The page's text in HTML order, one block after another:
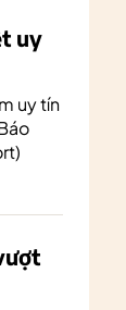
uy
uy tín